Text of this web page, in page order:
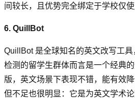
间较长，且优势完全绑定于学校仅使
6. QuillBot
QuillBot 是全球知名的英文改写工
检测的留学生群体而言是一个经典
版，英文场景下表现不错，能有效
但不足也很明显：它是为英文学术